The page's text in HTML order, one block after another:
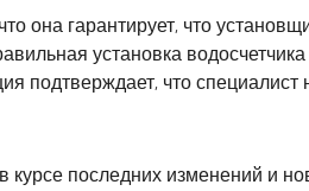
она гарантирует, что
установка
что специалист
последних изменений и